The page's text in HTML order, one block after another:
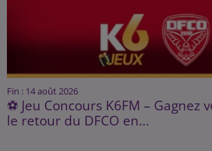
Fin : 14 août 2026
⚽ Jeu Concours K6FM – Gagnez
le retour du DFCO en...